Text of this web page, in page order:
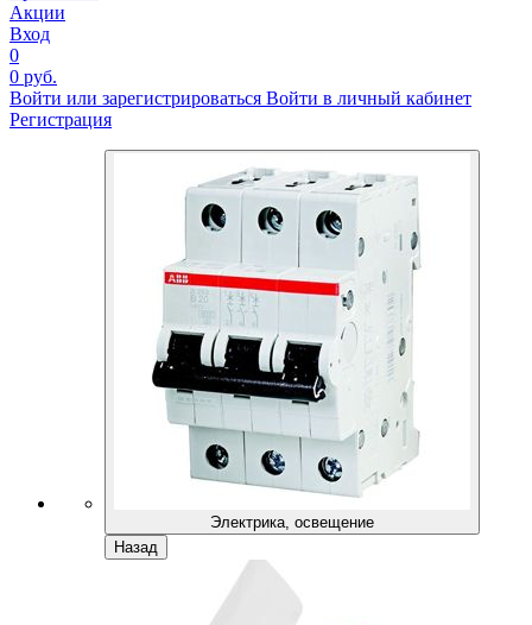
Акции
Вход
0
0 руб.
Войти или зарегистрироваться Войти в личный кабинет
Регистрация
Электрика, освещение
Назад